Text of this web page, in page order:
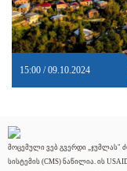
15:00 / 09.10.2024
მოცემული ვებ გვერდი „ჯუმლას"
სისტემის (CMS) ნაწილია. ის